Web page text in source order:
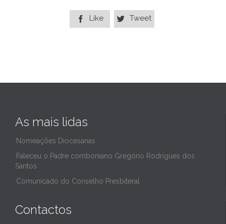
 Like  Tweet
As mais lidas
Nomeações Diocesanas
Faleceu o Padre comboniano Gregório Rodrigues dos
Santos
Comunicado do Conselho Presbiteral
Contactos